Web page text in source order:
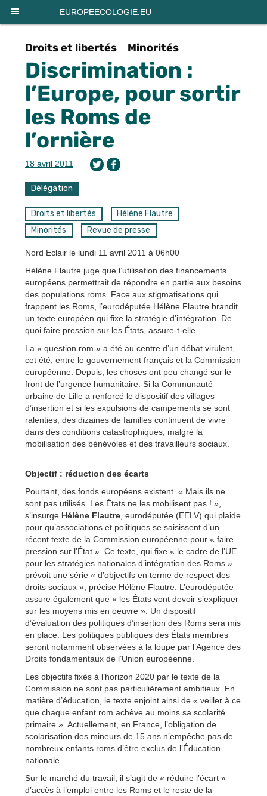
EUROPEECOLOGIE.EU
Droits et libertés Minorités
Discrimination :
l’Europe, pour sortir
les Roms de
l’ornière
18 avril 2011
Délégation
Droits et libertés
Hélène Flautre
Minorités
Revue de presse
Nord Eclair le lundi 11 avril 2011 à 06h00
Hélène Flautre juge que l’utilisation des financements
européens permettrait de répondre en partie aux besoins
des populations roms. Face aux stigmatisations qui
frappent les Roms, l’eurodéputée Hélène Flautre brandit
un texte européen qui fixe la stratégie d’intégration. De
quoi faire pression sur les États, assure-t-elle.
La « question rom » a été au centre d’un débat virulent,
cet été, entre le gouvernement français et la Commission
européenne. Depuis, les choses ont peu changé sur le
front de l’urgence humanitaire. Si la Communauté
urbaine de Lille a renforcé le dispositif des villages
d’insertion et si les expulsions de campements se sont
ralenties, des dizaines de familles continuent de vivre
dans des conditions catastrophiques, malgré la
mobilisation des bénévoles et des travailleurs sociaux.
Objectif : réduction des écarts
Pourtant, des fonds européens existent. « Mais ils ne
sont pas utilisés. Les États ne les mobilisent pas ! »,
s’insurge Hélène Flautre , eurodéputée (EELV) qui plaide
pour qu’associations et politiques se saisissent d’un
récent texte de la Commission européenne pour « faire
pression sur l’État ». Ce texte, qui fixe « le cadre de l’UE
pour les stratégies nationales d’intégration des Roms »
prévoit une série « d’objectifs en terme de respect des
droits sociaux », précise Hélène Flautre. L’eurodéputée
assure également que « les États vont devoir s’expliquer
sur les moyens mis en oeuvre ». Un dispositif
d’évaluation des politiques d’insertion des Roms sera mis
en place. Les politiques publiques des États membres
seront notamment observées à la loupe par l’Agence des
Droits fondamentaux de l’Union européenne.
Les objectifs fixés à l’horizon 2020 par le texte de la
Commission ne sont pas particulièrement ambitieux. En
matière d’éducation, le texte enjoint ainsi de « veiller à ce
que chaque enfant rom achève au moins sa scolarité
primaire ». Actuellement, en France, l’obligation de
scolarisation des mineurs de 15 ans n’empêche pas de
nombreux enfants roms d’être exclus de l’Éducation
nationale.
Sur le marché du travail, il s’agit de « réduire l’écart »
d’accès à l’emploi entre les Roms et le reste de la